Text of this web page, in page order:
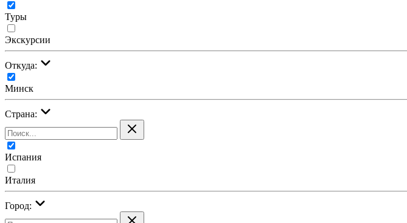
Туры
Экскурсии
Откуда:
Минск
Страна:
Испания
Италия
Город: